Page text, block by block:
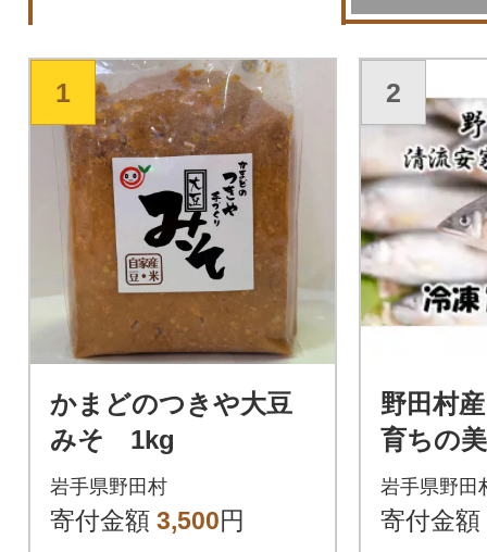
1
かまどのつきや大豆
みそ 1kg
岩手県野田村
寄付金額 3,500円
2
野田村
育ちの
岩手県野田
寄付金額